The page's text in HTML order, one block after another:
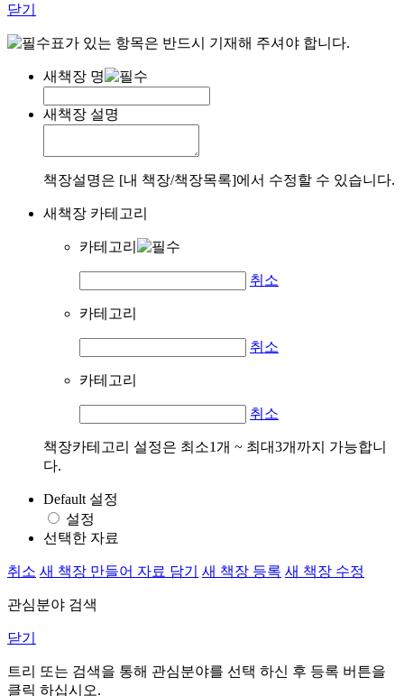
닫기
표가 있는 항목은 반드시 기재해 주셔야 합니다.
새책장 명
새책장 설명
책장설명은 [내 책장/책장목록]에서 수정할 수 있습니다.
새책장 카테고리
카테고리
취소
카테고리
취소
카테고리
취소
책장카테고리 설정은 최소1개 ~ 최대3개까지 가능합니
다.
Default 설정
설정
선택한 자료
취소 새 책장 만들어 자료 담기 새 책장 등록 새 책장 수정
관심분야 검색
닫기
트리 또는 검색을 통해 관심분야를 선택 하신 후 등록 버튼을
클릭 하십시오.